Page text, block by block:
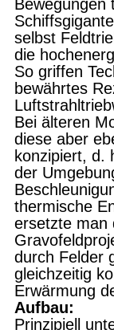
Bewegungen
selbst
die
So griffen
bewährtes
Bei älteren
diese aber
konzipiert, d.
der
thermische
ersetzte man
durch Felder
gleichzeitig
Erwärmung
Aufbau:
Prinzipiell